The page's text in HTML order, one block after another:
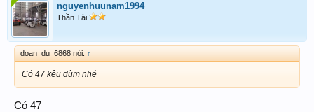
nguyenhuunam1994
Thần Tài
doan_du_6868 nói: ↑
Có 47 kêu dùm nhé
Có 47